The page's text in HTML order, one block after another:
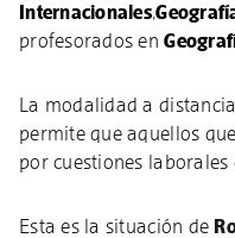
Internacionales,
profesorados en
La modalidad a
permite que aquellos
por cuestiones
Esta es la situación de